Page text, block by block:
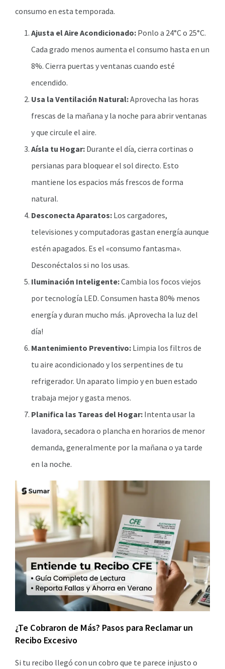
consumo en esta temporada.
Ajusta el Aire Acondicionado: Ponlo a 24°C o 25°C.
Cada grado menos aumenta el consumo hasta en un
8%. Cierra puertas y ventanas cuando esté
encendido.
Usa la Ventilación Natural:Aprovecha las horas
frescas de la mañana y la noche para abrir ventanas
y que circule el aire.
Aísla tu Hogar: Durante el día, cierra cortinas o
persianas para bloquear el sol directo. Esto
mantiene los espacios más frescos de forma
natural.
Desconecta Aparatos: Los cargadores,
televisiones y computadoras gastan energía aunque
estén apagados. Es el «consumo fantasma».
Desconéctalos si no los usas.
Iluminación Inteligente:Cambia los focos viejos
por tecnología LED. Consumen hasta 80% menos
energía y duran mucho más. ¡Aprovecha la luz del
día!
Mantenimiento Preventivo: Limpia los filtros de
tu aire acondicionado y los serpentines de tu
refrigerador. Un aparato limpio y en buen estado
trabaja mejor y gasta menos.
Planifica las Tareas del Hogar: Intenta usar la
lavadora, secadora o plancha en horarios de menor
demanda, generalmente por la mañana o ya tarde
en la noche.
¿Te Cobraron de Más? Pasos para Reclamar un
Recibo Excesivo
Si tu recibo llegó con un cobro que te parece injusto o